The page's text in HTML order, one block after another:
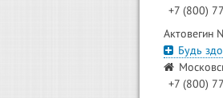
+7 (800)
Актовегин
Будь
+7 (800)